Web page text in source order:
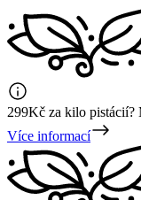
299Kč za kilo pistácií?
Více informací